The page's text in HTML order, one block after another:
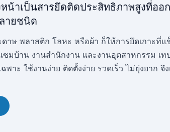
หน้าเป็นสารยึดติดประสิทธิภาพสูงที่อ
ายชนิด
ดาษ พลาสติก โลหะ หรือผ้า ก็ให้การยึดเกาะที่
มบ้าน งานสำนักงาน และงานอุตสาหกรรม เ
พาะ ใช้งานง่าย ติดตั้งง่าย รวดเร็ว ไม่ยุ่งยาก